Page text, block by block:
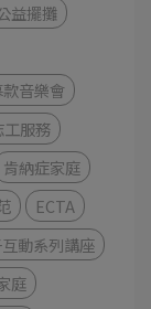
益擺攤
款音樂會
工服務
肯納症家庭
ECTA
動系列講座
庭